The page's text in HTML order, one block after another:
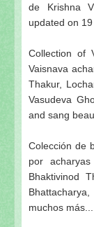
de Krishna
updated on
Collection of
Vaisnava
Thakur,
Vasudeva
and sang
Colección de
por
Bhaktivinod
muchos